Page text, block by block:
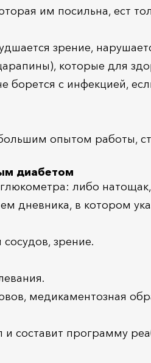
им посильна, ест
зрение,
которые для
борется с инфекцией,
опытом работы,
диабетом
либо
дневника, в котором
зрение.
медикаментозная
составит программу